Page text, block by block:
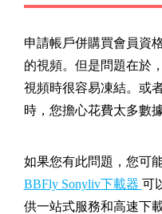
申請帳戶併購買會員資
的視頻。但是問題在於
視頻時很容易凍結。或
時，您擔心花費太多數
如果您有此問題，您可
BBFly Sonyliv下載器 可
供一站式服務和高速下載